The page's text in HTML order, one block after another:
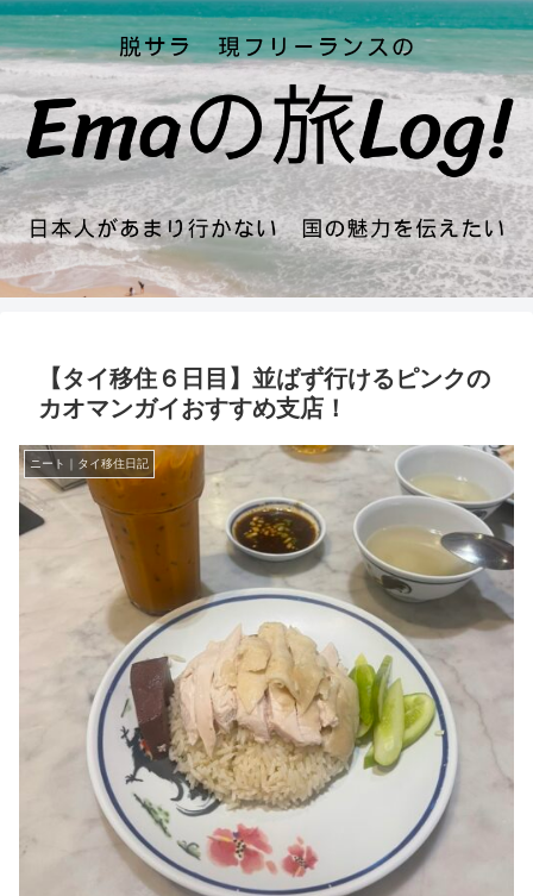
【タイ移住６日目】並ばず行けるピンクの
カオマンガイおすすめ支店！
ニート｜タイ移住日記